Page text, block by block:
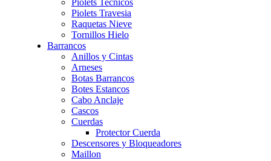
Piolets Tecnicos
Piolets Travesia
Raquetas Nieve
Tornillos Hielo
Barrancos
Anillos y Cintas
Arneses
Botas Barrancos
Botes Estancos
Cabo Anclaje
Cascos
Cuerdas
Protector Cuerda
Descensores y Bloqueadores
Maillon